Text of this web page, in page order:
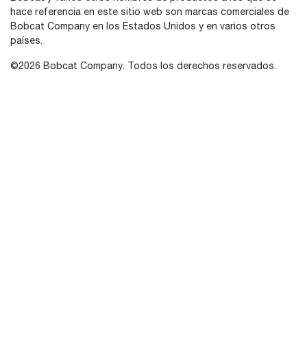
hace referencia en este sitio web son marcas comerciales de
Bobcat Company en los Estados Unidos y en varios otros
países.
©2026 Bobcat Company. Todos los derechos reservados.